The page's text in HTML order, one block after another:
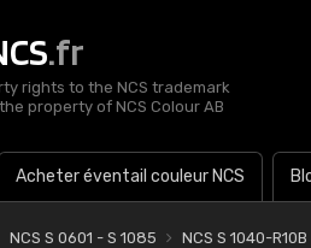
.fr
rights to the NCS trademark
property of NCS Colour AB
Acheter éventail couleur NCS
NCS S 0601 - S 1085 NCS S 1040-R10B